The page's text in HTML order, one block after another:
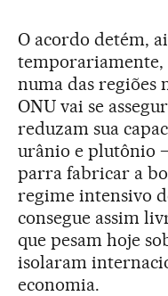
O acordo detém,
temporariamente,
numa das regiões
ONU vai se
reduzam sua
urânio e plutônio
parra fabricar a
regime intensivo
consegue assim
que pesam hoje
isolaram
economia.